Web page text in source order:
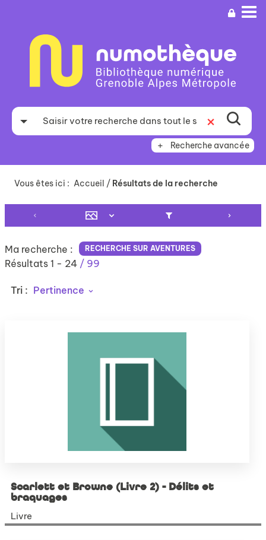
recherche
Recherche avancée
Vous êtes ici : Accueil / Résultats de la recherche
Ma recherche : RECHERCHE SUR AVENTURES
Résultats 1 - 24 / 99
Tri : Pertinence
Scarlett et Browne (Livre 2) - Délits et
braquages
Livre